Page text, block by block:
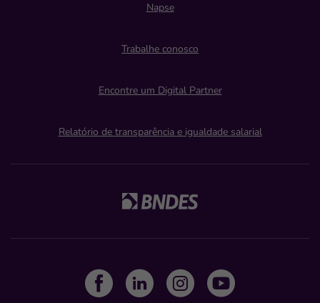
Napse
Trabalhe conosco
Encontre um Digital Partner
Relatório de transparência e igualdade salarial